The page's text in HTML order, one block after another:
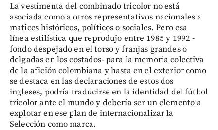
La vestimenta del combinado tricolor no está
asociada como a otros representativos nacionales a
matices históricos, políticos o sociales. Pero esa
línea estilística que reprodujo entre 1985 y 1992 -
fondo despejado en el torso y franjas grandes o
delgadas en los costados- para la memoria colectiva
de la afición colombiana y hasta en el exterior como
se destaca en las declaraciones de estos dos
ingleses, podría traducirse en la identidad del fútbol
tricolor ante el mundo y debería ser un elemento a
explotar en ese plan de internacionalizar la
Selección como marca.